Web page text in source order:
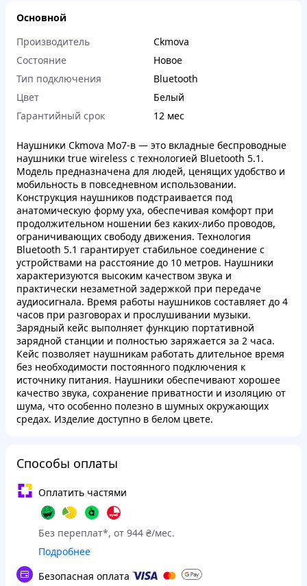
Основной
Производитель
Ckmova
Состояние
Новое
Тип подключения
Bluetooth
Цвет
Белый
Гарантийный срок
12 мес
Наушники Ckmova Mo7-в — это вкладные беспроводные
наушники true wireless с технологией Bluetooth 5.1.
Модель предназначена для людей, ценящих удобство и
мобильность в повседневном использовании.
Конструкция наушников подстраивается под
анатомическую форму уха, обеспечивая комфорт при
продолжительном ношении без каких-либо проводов,
ограничивающих свободу движения. Технология
Bluetooth 5.1 гарантирует стабильное соединение с
устройствами на расстояние до 10 метров. Наушники
характеризуются высоким качеством звука и
практически незаметной задержкой при передаче
аудиосигнала. Время работы наушников составляет до 4
часов при разговорах и прослушивании музыки.
Зарядный кейс выполняет функцию портативной
зарядной станции и полностью заряжается за 2 часа.
Кейс позволяет наушникам работать длительное время
без необходимости постоянного подключения к
источнику питания. Наушники обеспечивают хорошее
качество звука, сохранение приватности и изоляцию от
шума, что особенно полезно в шумных окружающих
средах. Изделие доступно в белом цвете.
Способы оплаты
Оплатить частями
Без переплат*, от 944 ₴/мес.
Подробнее
Безопасная оплата